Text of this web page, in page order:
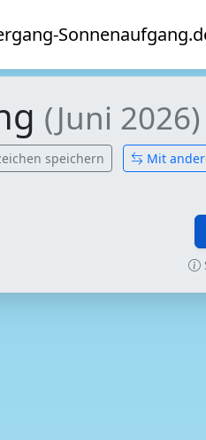
(Juni 2026)
speichern Mit